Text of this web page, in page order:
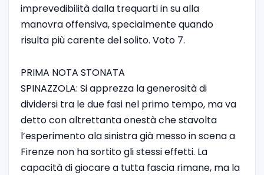
imprevedibilità dalla trequarti in su alla
manovra offensiva, specialmente quando
risulta più carente del solito. Voto 7.
PRIMA NOTA STONATA
SPINAZZOLA: Si apprezza la generosità di
dividersi tra le due fasi nel primo tempo, ma va
detto con altrettanta onestà che stavolta
l’esperimento ala sinistra già messo in scena a
Firenze non ha sortito gli stessi effetti. La
capacità di giocare a tutta fascia rimane, ma la